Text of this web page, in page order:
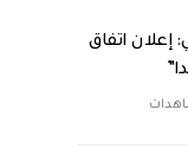
إعلان اتفاق